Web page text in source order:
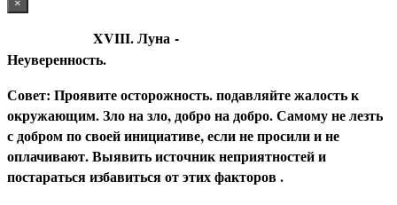
XVIII. Луна -
Неуверенность.
Совет: Проявите осторожность. подавляйте жалость к
окружающим. Зло на зло, добро на добро. Самому не лезть
с добром по своей инициативе, если не просили и не
оплачивают. Выявить источник неприятностей и
постараться избавиться от этих факторов .